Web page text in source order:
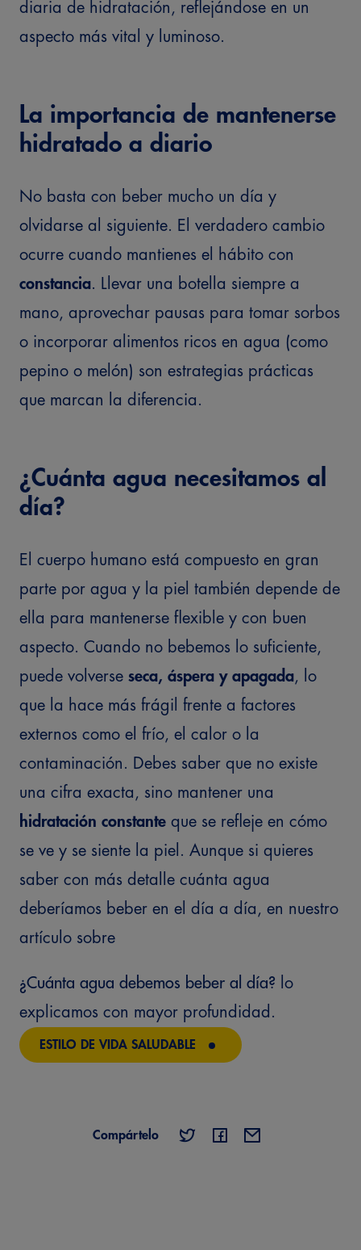
diaria de hidratación, reflejándose en un
aspecto más vital y luminoso.
La importancia de mantenerse
hidratado a diario
No basta con beber mucho un día y
olvidarse al siguiente. El verdadero cambio
ocurre cuando mantienes el hábito con
constancia. Llevar una botella siempre a
mano, aprovechar pausas para tomar sorbos
o incorporar alimentos ricos en agua (como
pepino o melón) son estrategias prácticas
que marcan la diferencia.
¿Cuánta agua necesitamos al
día?
El cuerpo humano está compuesto en gran
parte por agua y la piel también depende de
ella para mantenerse flexible y con buen
aspecto. Cuando no bebemos lo suficiente,
puede volverse seca, áspera y apagada, lo
que la hace más frágil frente a factores
externos como el frío, el calor o la
contaminación. Debes saber que no existe
una cifra exacta, sino mantener una
hidratación constante que se refleje en cómo
se ve y se siente la piel. Aunque si quieres
saber con más detalle cuánta agua
deberíamos beber en el día a día, en nuestro
artículo sobre
¿Cuánta agua debemos beber al día? lo
explicamos con mayor profundidad.
ESTILO DE VIDA SALUDABLE
Compártelo